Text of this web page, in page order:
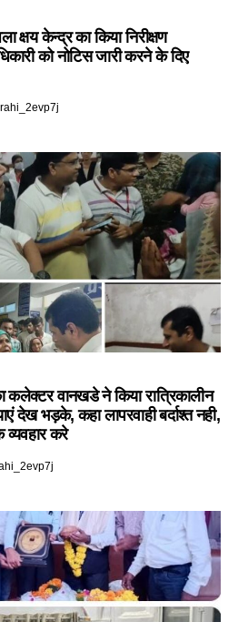
क्षय केन्द्र का किया निरीक्षण
को नोटिस जारी करने के दिए
कलेक्टर वानखडे ने किया रात्रिकालीन
देख भड़के, कहा लापरवाही बर्दाश्त नही,
व्यवहार करे